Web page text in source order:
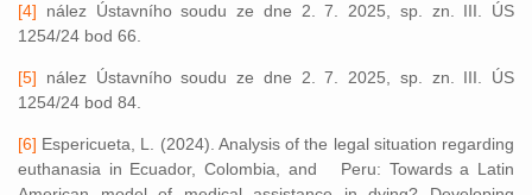
[4] nález Ústavního soudu ze dne 2. 7. 2025, sp. zn. III. ÚS
1254/24 bod 66.
[5] nález Ústavního soudu ze dne 2. 7. 2025, sp. zn. III. ÚS
1254/24 bod 84.
[6] Espericueta, L. (2024). Analysis of the legal situation regarding
euthanasia in Ecuador, Colombia, and Peru: Towards a Latin